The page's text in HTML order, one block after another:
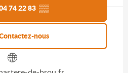
74 22 83 ▒▒
nous